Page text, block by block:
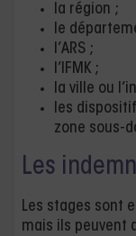
la région ;
le
l’ARS ;
l’IFMK ;
la ville ou
les
zone sous-
Les
Les stages sont
mais ils peuvent